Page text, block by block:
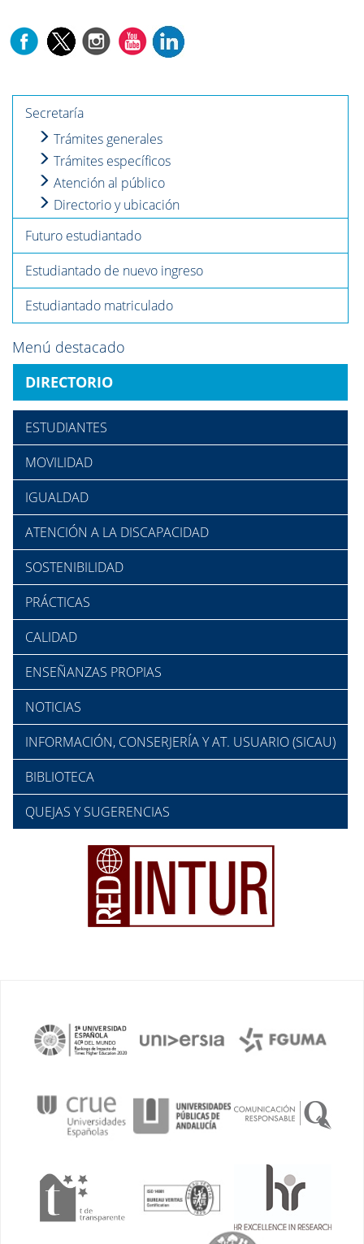
Secretaría
Trámites generales
Trámites específicos
Atención al público
Directorio y ubicación
Futuro estudiantado
Estudiantado de nuevo ingreso
Estudiantado matriculado
Menú destacado
DIRECTORIO
ESTUDIANTES
MOVILIDAD
IGUALDAD
ATENCIÓN A LA DISCAPACIDAD
SOSTENIBILIDAD
PRÁCTICAS
CALIDAD
ENSEÑANZAS PROPIAS
NOTICIAS
INFORMACIÓN, CONSERJERÍA Y AT. USUARIO (SICAU)
BIBLIOTECA
QUEJAS Y SUGERENCIAS